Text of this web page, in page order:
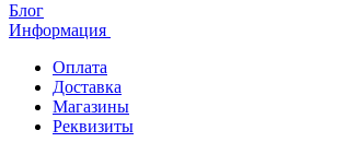
Блог
Информация
Оплата
Доставка
Магазины
Реквизиты